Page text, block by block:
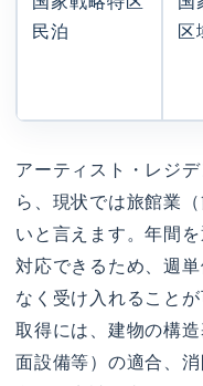
民泊
区
アーティスト・レジ
ら、現状では旅館業
いと言えます。年間
対応できるため、週
なく受け入れること
取得には、建物の構
面設備等）の適合、